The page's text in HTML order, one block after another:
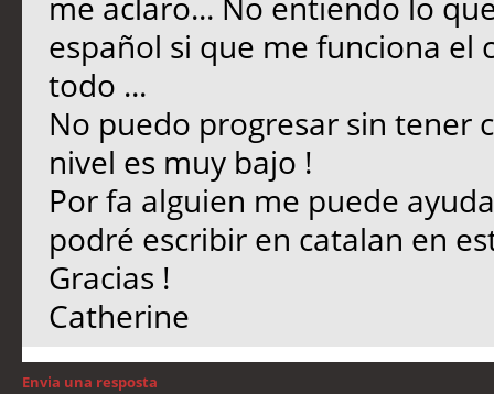
me aclaro... No entiendo lo
español si que me funciona el
todo ...
No puedo progresar sin tener
nivel es muy bajo !
Por fa alguien me puede
podré escribir en catalan en
Gracias !
Catherine
Envia una resposta